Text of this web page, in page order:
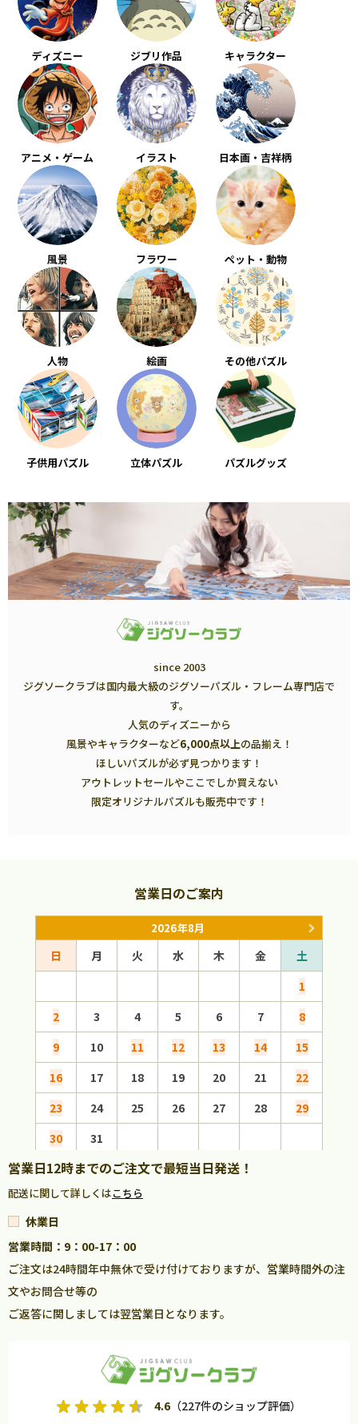
ディズニー ジブリ作品 キャラクター
アニメ・ゲーム イラスト 日本画・吉祥柄
風景 フラワー ペット・動物
人物 絵画 その他パズル
子供用パズル 立体パズル パズルグッズ
since 2003
ジグソークラブは国内最大級のジグソーパズル・フレーム専門店で
す。
人気のディズニーから
風景やキャラクターなど6,000点以上の品揃え！
ほしいパズルが必ず見つかります！
アウトレットセールやここでしか買えない
限定オリジナルパズルも販売中です！
営業日のご案内
2026年8月
日 月 火 水 木 金
土
1
2
3 4 5 6 7
8
9
10 11 12 13 14
15
16
17 18 19 20 21
22
23
24 25 26 27 28
29
30
31
営業日12時までのご注文で最短当日発送！
配送に関して詳しくはこちら
休業日
営業時間：9：00-17：00
ご注文は24時間年中無休で受け付けておりますが、営業時間外の注
文やお問合せ等の
ご返答に関しましては翌営業日となります。
4.6 （227件のショップ評価）